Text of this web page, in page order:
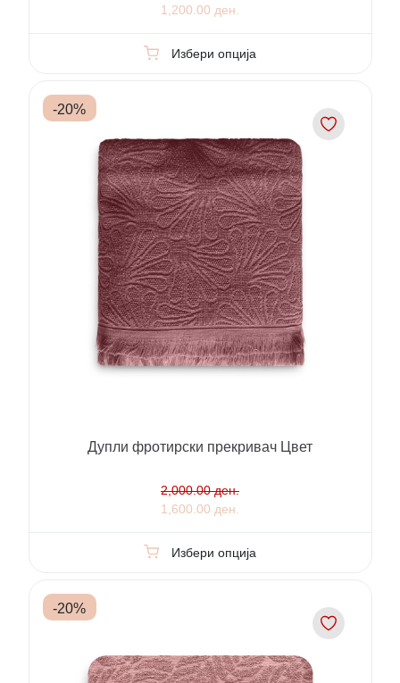
1,200.00 ден.
Избери опција
-20%
Дупли фротирски прекривач Цвет
2,000.00 ден.
1,600.00 ден.
Избери опција
-20%